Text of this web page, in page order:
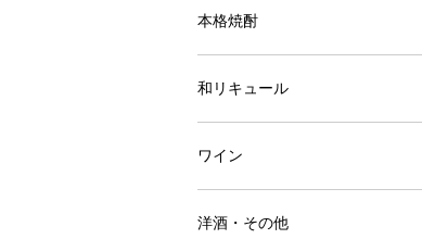
本格焼酎
和リキュール
ワイン
洋酒・その他